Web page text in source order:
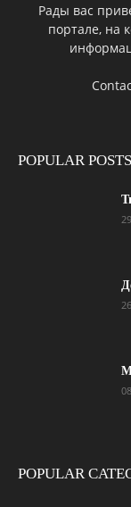
Рады вас
портале, на
POPULAR POSTS
POPULAR